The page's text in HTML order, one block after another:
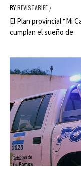
BYREVISTABIFE /
El Plan provincial “Mi
cumplan el sueño de